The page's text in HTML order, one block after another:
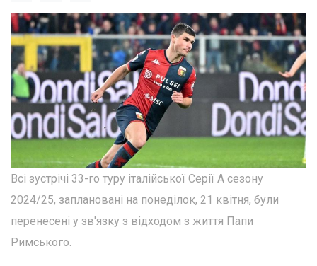
Всі зустрічі 33-го туру італійської Серії А сезону
2024/25, заплановані на понеділок, 21 квітня, були
перенесені у зв'язку з відходом з життя Папи
Римського.